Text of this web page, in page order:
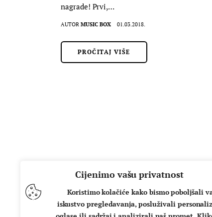
Cijenimo vašu privatnost
Koristimo kolačiće kako bismo poboljšali
iskustvo pregledavanja, posluživali
nagrade! Prvi,…
AUTOR MUSIC BOX 01.03.2018.
PROČITAJ VIŠE